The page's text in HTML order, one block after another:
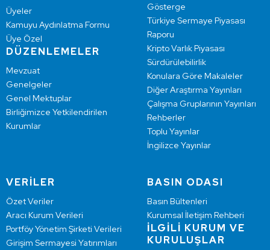
Üyeler
Kamuyu Aydınlatma Formu
Üye Özel
DÜZENLEMELER
Mevzuat
Genelgeler
Genel Mektuplar
Birliğimizce Yetkilendirilen
Kurumlar
Gösterge
Türkiye Sermaye Piyasası
Raporu
Kripto Varlık Piyasası
Sürdürülebilirlik
Konulara Göre Makaleler
Diğer Araştırma Yayınları
Çalışma Gruplarının Yayınları
Rehberler
Toplu Yayınlar
İngilizce Yayınlar
VERİLER
Özet Veriler
Aracı Kurum Verileri
Portföy Yönetim Şirketi Verileri
Girişim Sermayesi Yatırımları
BASIN ODASI
Basın Bültenleri
Kurumsal İletişim Rehberi
İLGİLİ KURUM VE
KURULUŞLAR